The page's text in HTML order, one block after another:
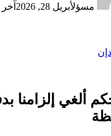
مسؤلأبريل 28, 2026